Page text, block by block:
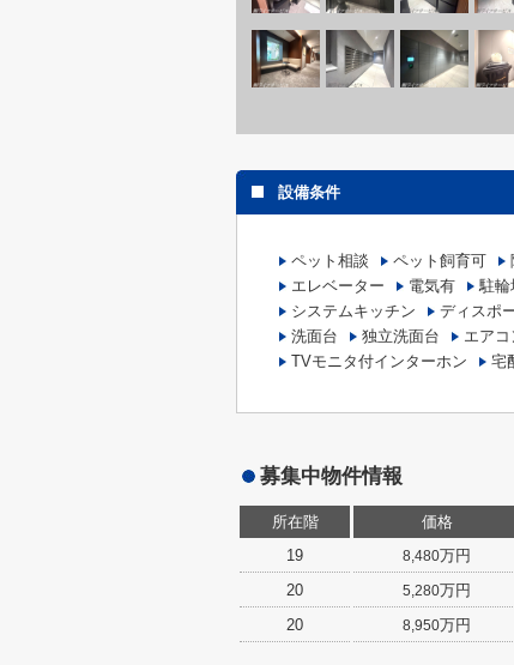
設備条件
ペット相談 ペット飼育可
エレベーター
電気有 駐輪
システムキッチン
ディスポ
洗面台
独立洗面台 エアコ
TVモニタ付インターホン
宅
募集中物件情報
所在階 価格
19
8,480万円
20
5,280万円
20
8,950万円